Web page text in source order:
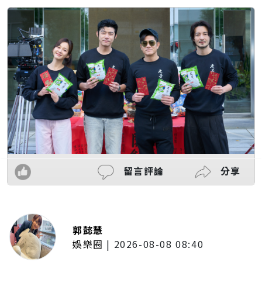
留言評論 分享
郭懿慧
娛樂圈 | 2026-08-08 08:40